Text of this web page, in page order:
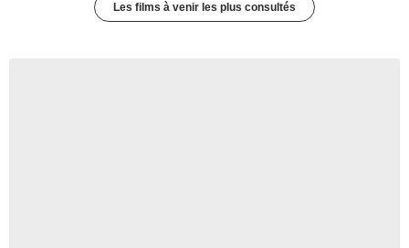
Les films à venir les plus consultés